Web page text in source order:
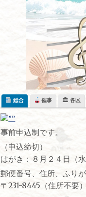
総合 催事 🏛 各区
事前申込制です。
（申込締切）
はがき：８月２４日（
郵便番号、住所、ふり
〒231-8445（住所不要